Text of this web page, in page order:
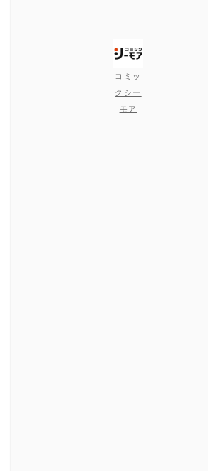
コミッ
クシー
モア